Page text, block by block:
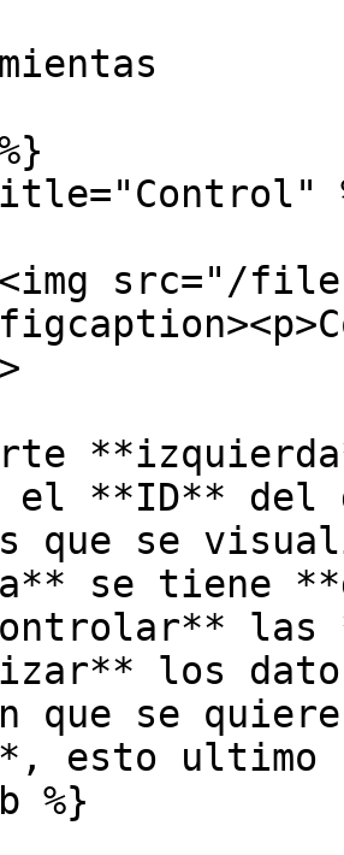
src="/
el **ID** del
que se
se tiene
las
los
que se
esto ultimo
%}